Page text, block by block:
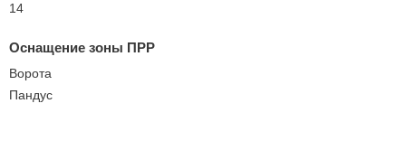
14
Оснащение зоны ПРР
Ворота
Пандус